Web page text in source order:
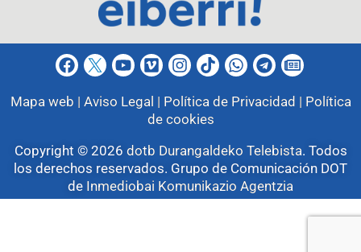
Mapa web | Aviso Legal | Política de Privacidad | Política
de cookies
Copyright © 2026 dotb Durangaldeko Telebista. Todos
los derechos reservados. Grupo de Comunicación DOT
de Inmediobai Komunikazio Agentzia